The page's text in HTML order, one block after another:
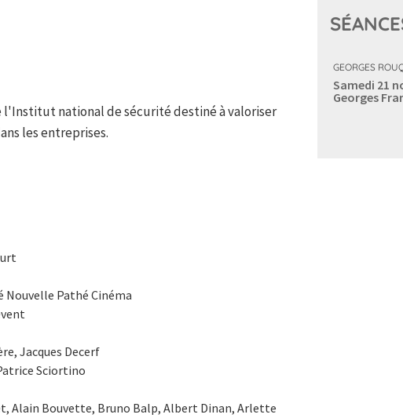
national de sécurité destiné à valoriser
les entreprises.
Nouvelle Pathé Cinéma
Jacques Decerf
Sciortino
Alain Bouvette, Bruno Balp, Albert Dinan, Arlette
GEORGES
Samedi 21
Georges